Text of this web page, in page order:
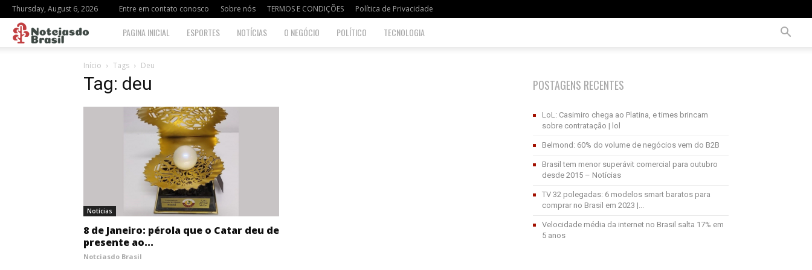
Thursday, August 6, 2026 Entre em contato conosco Sobre nós TERMOS E CONDIÇÕES Política de Privacidade
Notciasdo
Brasil
PAGINA INICIAL ESPORTES NOTÍCIAS O NEGÓCIO POLÍTICO TECNOLOGIA
Início Tags Deu
Tag: deu
Notícias
8 de Janeiro: pérola que o Catar deu de
presente ao...
Notciasdo Brasil
POSTAGENS RECENTES
LoL: Casimiro chega ao Platina, e times brincam
sobre contratação | lol
Belmond: 60% do volume de negócios vem do B2B
Brasil tem menor superávit comercial para outubro
desde 2015 – Notícias
TV 32 polegadas: 6 modelos smart baratos para
comprar no Brasil em 2023 |...
Velocidade média da internet no Brasil salta 17% em
5 anos